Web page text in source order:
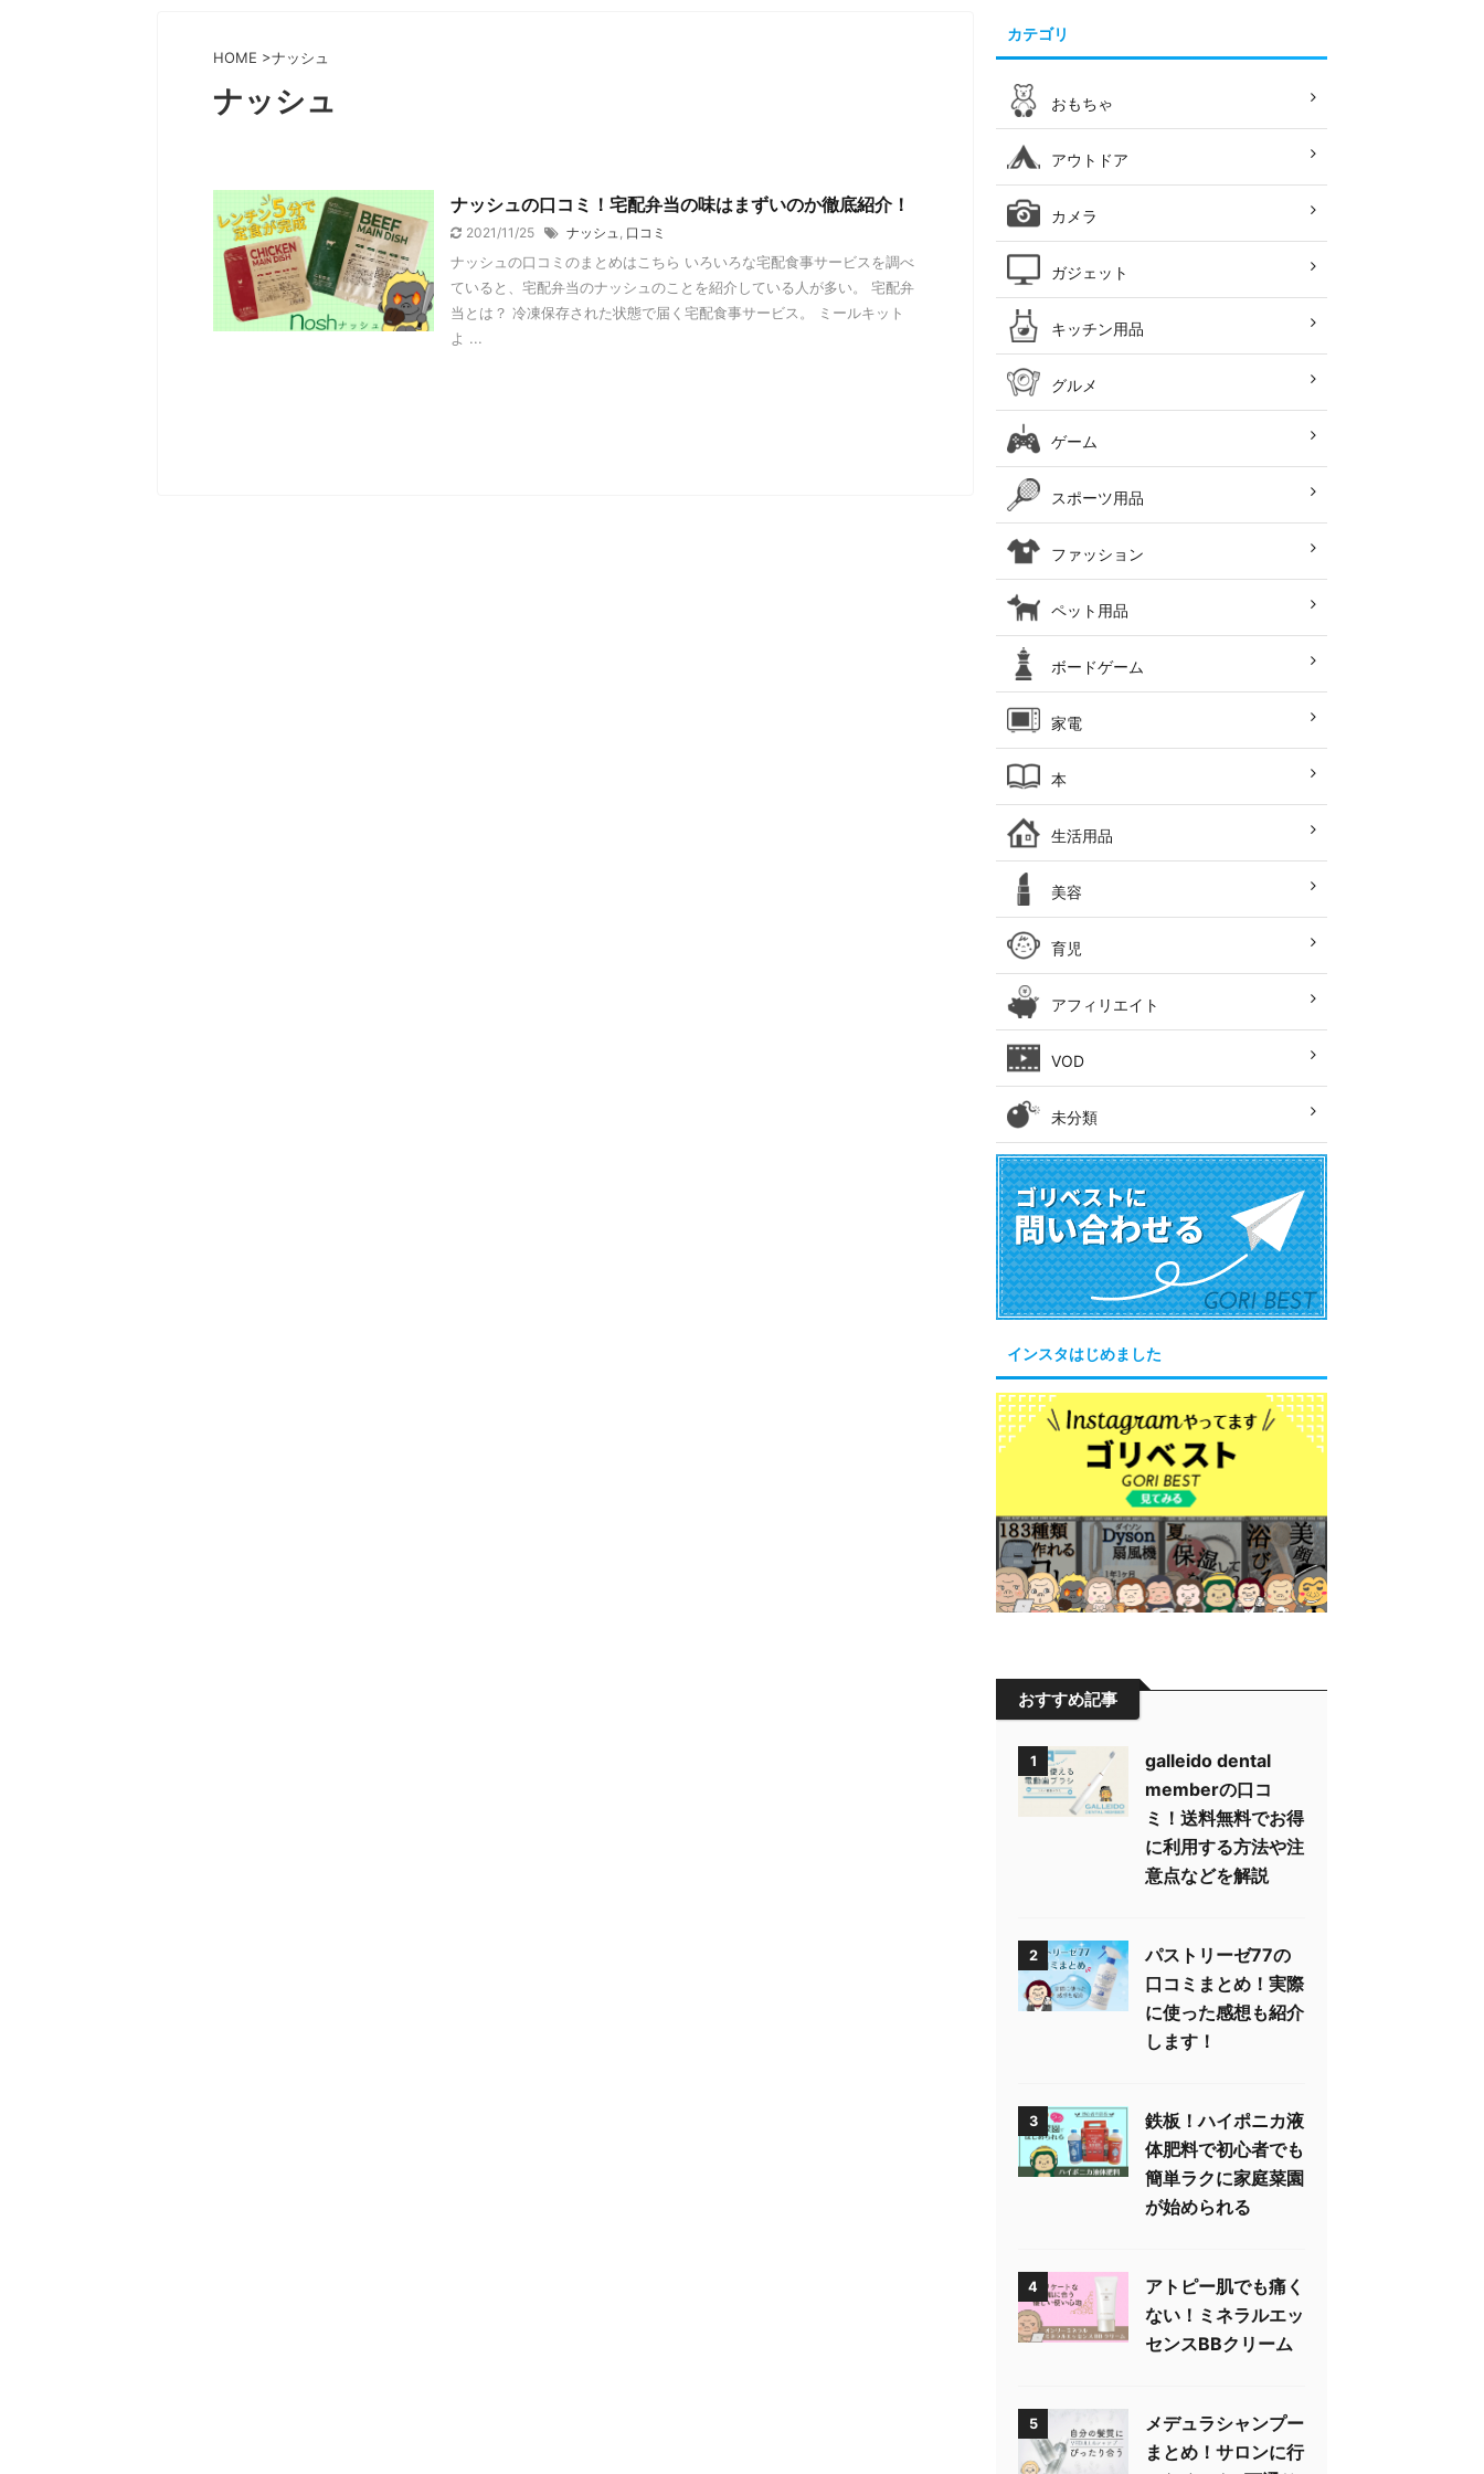
HOME >ナッシュ
ナッシュ
ナッシュの口コミ！宅配弁当の味はまずいのか徹底紹介！
2021/11/25 ナッシュ, 口コミ
ナッシュの口コミのまとめはこちら いろいろな宅配食事サービスを調べ
ていると、宅配弁当のナッシュのことを紹介している人が多い。 宅配弁
当とは？ 冷凍保存された状態で届く宅配食事サービス。 ミールキット
よ ...
カテゴリ
おもちゃ
アウトドア
カメラ
ガジェット
キッチン用品
グルメ
ゲーム
スポーツ用品
ファッション
ペット用品
ボードゲーム
家電
本
生活用品
美容
育児
アフィリエイト
VOD
未分類
インスタはじめました
おすすめ記事
1
galleido dental
memberの口コ
ミ！送料無料でお得
に利用する方法や注
意点などを解説
2
パストリーゼ77の
口コミまとめ！実際
に使った感想も紹介
します！
3
鉄板！ハイポニカ液
体肥料で初心者でも
簡単ラクに家庭菜園
が始められる
4
アトピー肌でも痛く
ない！ミネラルエッ
センスBBクリーム
5
メデュラシャンプー
まとめ！サロンに行